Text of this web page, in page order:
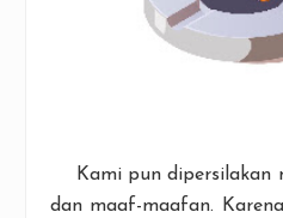
Kami pun dipersilakan
dan maaf-maafan.